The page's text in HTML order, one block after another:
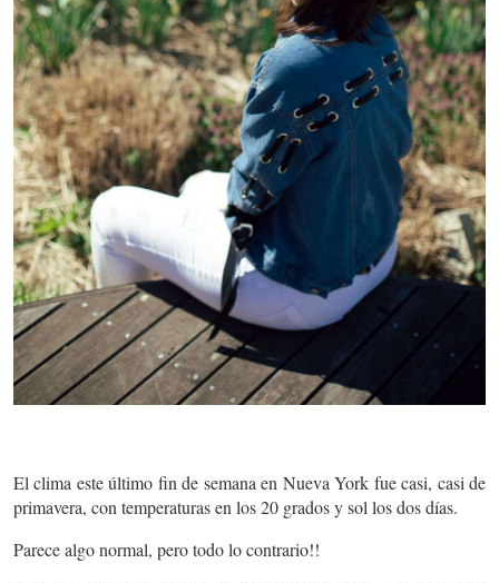
El clima este último fin de semana en Nueva York fue casi, casi de
primavera, con temperaturas en los 20 grados y sol los dos días.
Parece algo normal, pero todo lo contrario!!